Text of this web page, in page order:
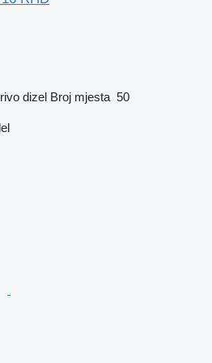
dizel Broj mjesta 50